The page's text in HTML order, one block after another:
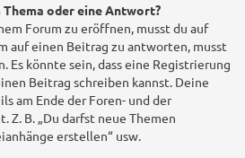
oder eine Antwort?
Forum zu eröffnen, musst du auf
auf einen Beitrag zu antworten, musst
Es könnte sein, dass eine Registrierung
Beitrag schreiben kannst. Deine
am Ende der Foren- und der
Z. B. „Du darfst neue Themen
erstellen“ usw.